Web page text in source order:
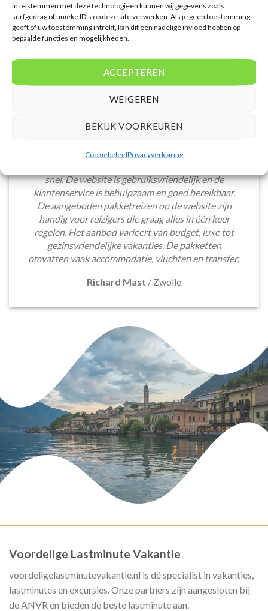
in te stemmen met deze technologieën kunnen wij gegevens zoals
surfgedrag of unieke ID's op deze site verwerken. Als je geen toestemming
geeft of uw toestemming intrekt, kan dit een nadelige invloed hebben op
bepaalde functies en mogelijkheden.
ACCEPTEREN
WEIGEREN
BEKIJK VOORKEUREN
CookiebeleidPrivacyverklaring
Het boeken van een lastminute vakantie via
snel. De website is gebruiksvriendelijk en de
klantenservice is behulpzaam en goed bereikbaar.
De aangeboden pakketreizen op de website zijn
handig voor reizigers die graag alles in één keer
regelen. Het aanbod varieert van budget, luxe tot
gezinsvriendelijke vakanties. De pakketten
omvatten vaak accommodatie, vluchten en transfer.
Richard Mast / Zwolle
Voordelige Lastminute Vakantie
voordeligelastminutevakantie.nl is dé specialist in vakanties,
lastminutes en excursies. Onze partners zijn aangesloten bij
de ANVR en bieden de beste lastminute aan.